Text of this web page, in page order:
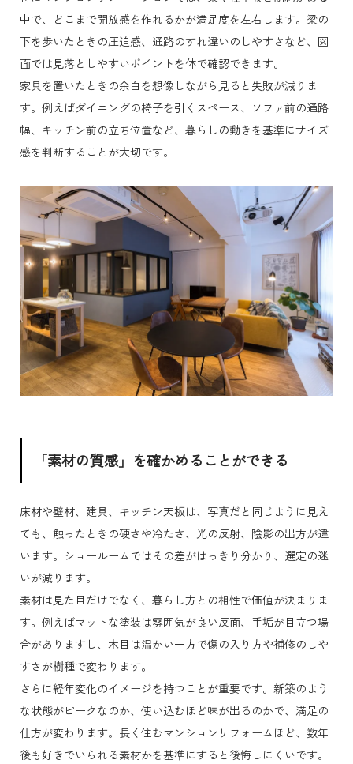
中で、どこまで開放感を作れるかが満足度を左右します。梁の
下を歩いたときの圧迫感、通路のすれ違いのしやすさなど、図
面では見落としやすいポイントを体で確認できます。
家具を置いたときの余白を想像しながら見ると失敗が減りま
す。例えばダイニングの椅子を引くスペース、ソファ前の通路
幅、キッチン前の立ち位置など、暮らしの動きを基準にサイズ
感を判断することが大切です。
「素材の質感」を確かめることができる
床材や壁材、建具、キッチン天板は、写真だと同じように見え
ても、触ったときの硬さや冷たさ、光の反射、陰影の出方が違
います。ショールームではその差がはっきり分かり、選定の迷
いが減ります。
素材は見た目だけでなく、暮らし方との相性で価値が決まりま
す。例えばマットな塗装は雰囲気が良い反面、手垢が目立つ場
合がありますし、木目は温かい一方で傷の入り方や補修のしや
すさが樹種で変わります。
さらに経年変化のイメージを持つことが重要です。新築のよう
な状態がピークなのか、使い込むほど味が出るのかで、満足の
仕方が変わります。長く住むマンションリフォームほど、数年
後も好きでいられる素材かを基準にすると後悔しにくいです。